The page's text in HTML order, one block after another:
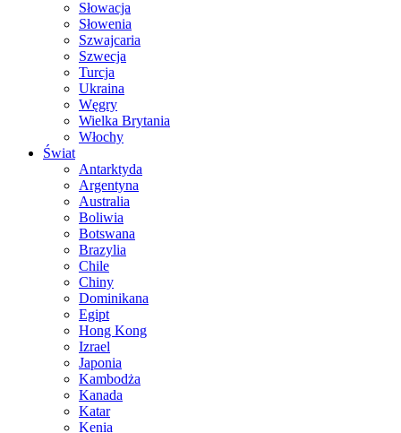
Słowacja
Słowenia
Szwajcaria
Szwecja
Turcja
Ukraina
Węgry
Wielka Brytania
Włochy
Świat
Antarktyda
Argentyna
Australia
Boliwia
Botswana
Brazylia
Chile
Chiny
Dominikana
Egipt
Hong Kong
Izrael
Japonia
Kambodża
Kanada
Katar
Kenia